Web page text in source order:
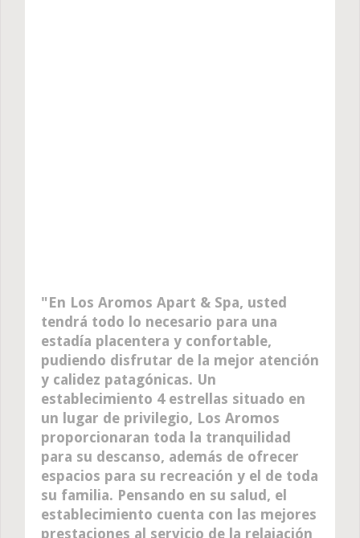
En Los Aromos Apart & Spa, usted
tendrá todo lo necesario para una
estadía placentera y confortable,
pudiendo disfrutar de la mejor atención
y calidez patagónicas. Un
establecimiento 4 estrellas situado en
un lugar de privilegio, Los Aromos
proporcionaran toda la tranquilidad
para su descanso, además de ofrecer
espacios para su recreación y el de toda
su familia. Pensando en su salud, el
establecimiento cuenta con las mejores
prestaciones al servicio de la relajación